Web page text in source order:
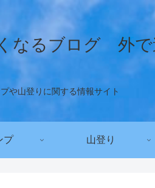
なるブログ 外で
や山登りに関する情報サイト
プ 山登り